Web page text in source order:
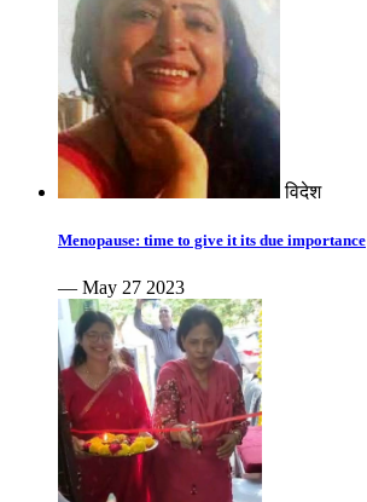
विदेश
Menopause: time to give it its due importance
— May 27 2023